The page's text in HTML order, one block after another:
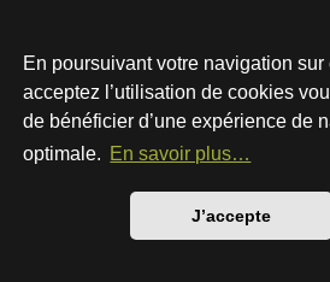
En poursuivant votre navigation sur
acceptez l’utilisation de cookies
de bénéficier d’une expérience de
optimale. En savoir plus…
J’accepte
Développé parphpBB® Forum
Style par
Traduction française officielle